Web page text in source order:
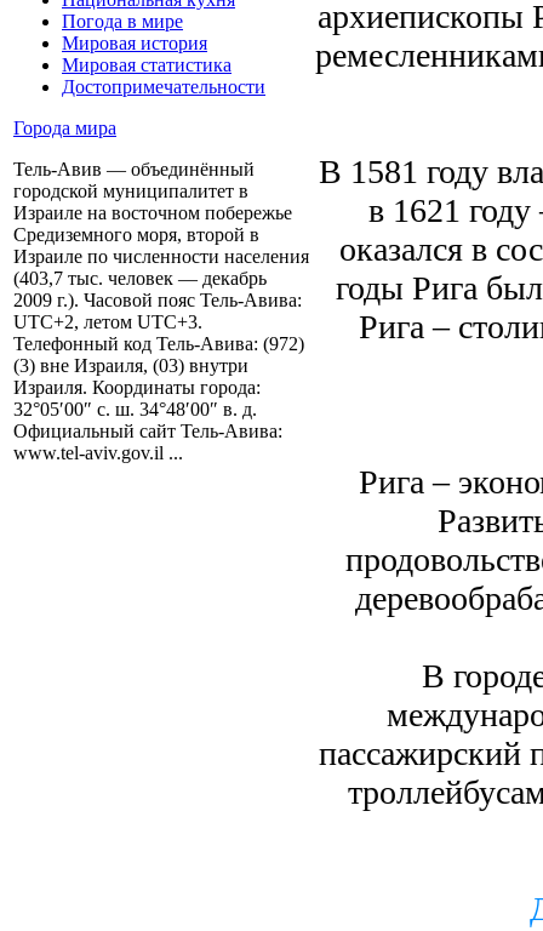
Погода в мире
Мировая история
Мировая статистика
Достопримечательности
Города мира
Тель-Авив — объединённый
городской муниципалитет в
Израиле на восточном побережье
Средиземного моря, второй в
Израиле по численности населения
(403,7 тыс. человек — декабрь
2009 г.). Часовой пояс Тель-Авива:
UTC+2, летом UTC+3.
Телефонный код Тель-Авива: (972)
(3) вне Израиля, (03) внутри
Израиля. Координаты города:
32°05′00″ с. ш. 34°48′00″ в. д.
Официальный сайт Тель-Авива:
www.tel-aviv.gov.il ...
архиепископы
В 1581 году
в 1621
оказался в
годы Рига
Рига –
Рига –
В
пассажирский